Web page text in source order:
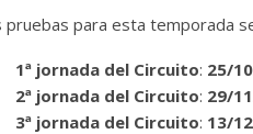
pruebas para esta temporada
1ª jornada del Circuito: 25/
2ª jornada del Circuito: 29/
3ª jornada del Circuito: 13/